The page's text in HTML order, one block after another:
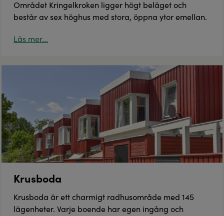
Området Kringelkroken ligger högt beläget och
består av sex höghus med stora, öppna ytor emellan.
Läs mer...
Krusboda
Krusboda är ett charmigt radhusområde med 145
lägenheter. Varje boende har egen ingång och